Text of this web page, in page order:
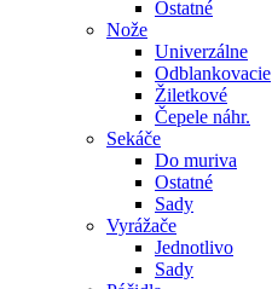
Ostatné
Nože
Univerzálne
Odblankovacie
Žiletkové
Čepele náhr.
Sekáče
Do muriva
Ostatné
Sady
Vyrážače
Jednotlivo
Sady